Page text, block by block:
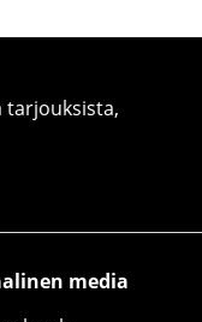
tarjouksista,
media